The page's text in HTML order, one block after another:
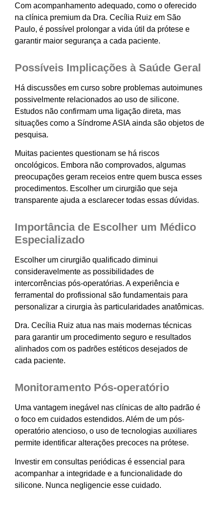
Com acompanhamento adequado, como o oferecido
na clínica premium da Dra. Cecília Ruiz em São
Paulo, é possível prolongar a vida útil da prótese e
garantir maior segurança a cada paciente.
Possíveis Implicações à Saúde Geral
Há discussões em curso sobre problemas autoimunes
possivelmente relacionados ao uso de silicone.
Estudos não confirmam uma ligação direta, mas
situações como a Síndrome ASIA ainda são objetos de
pesquisa.
Muitas pacientes questionam se há riscos
oncológicos. Embora não comprovados, algumas
preocupações geram receios entre quem busca esses
procedimentos. Escolher um cirurgião que seja
transparente ajuda a esclarecer todas essas dúvidas.
Importância de Escolher um Médico
Especializado
Escolher um cirurgião qualificado diminui
consideravelmente as possibilidades de
intercorrências pós-operatórias. A experiência e
ferramental do profissional são fundamentais para
personalizar a cirurgia às particularidades anatômicas.
Dra. Cecília Ruiz atua nas mais modernas técnicas
para garantir um procedimento seguro e resultados
alinhados com os padrões estéticos desejados de
cada paciente.
Monitoramento Pós-operatório
Uma vantagem inegável nas clínicas de alto padrão é
o foco em cuidados estendidos. Além de um pós-
operatório atencioso, o uso de tecnologias auxiliares
permite identificar alterações precoces na prótese.
Investir em consultas periódicas é essencial para
acompanhar a integridade e a funcionalidade do
silicone. Nunca negligencie esse cuidado.